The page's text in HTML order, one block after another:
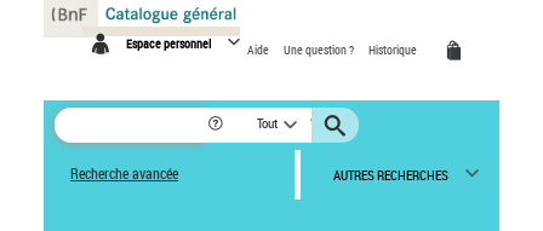
Espace personnel Aide Une question ? Historique
Tout
Recherche avancée AUTRES RECHERCHES
Panneau de gestion des cookies